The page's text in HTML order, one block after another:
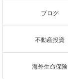
ブログ
不動産投資
海外生命保険